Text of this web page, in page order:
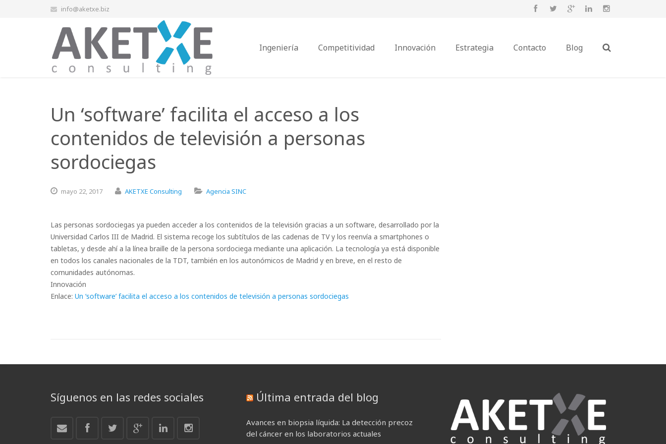
info@aketxe.biz
Ingeniería Competitividad Innovación Estrategia Contacto Blog
Un ‘software’ facilita el acceso a los
contenidos de televisión a personas
sordociegas
mayo 22, 2017 AKETXE Consulting Agencia SINC
Las personas sordociegas ya pueden acceder a los contenidos de la televisión gracias a un software, desarrollado por la
Universidad Carlos III de Madrid. El sistema recoge los subtítulos de las cadenas de TV y los reenvía a smartphones o
tabletas, y desde ahí a la línea braille de la persona sordociega mediante una aplicación. La tecnología ya está disponible
en todos los canales nacionales de la TDT, también en los autonómicos de Madrid y en breve, en el resto de
comunidades autónomas.
Innovación
Enlace: Un ‘software’ facilita el acceso a los contenidos de televisión a personas sordociegas
Síguenos en las redes sociales Última entrada del blog
Avances en biopsia líquida: La detección precoz
del cáncer en los laboratorios actuales